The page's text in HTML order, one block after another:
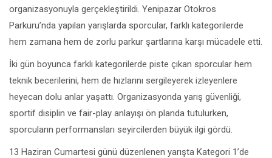
organizasyonuyla gerçekleştirildi. Yenipazar Otokros
Parkuru’nda yapılan yarışlarda sporcular, farklı kategorilerde
hem zamana hem de zorlu parkur şartlarına karşı mücadele etti.
İki gün boyunca farklı kategorilerde piste çıkan sporcular hem
teknik becerilerini, hem de hızlarını sergileyerek izleyenlere
heyecan dolu anlar yaşattı. Organizasyonda yarış güvenliği,
sportif disiplin ve fair-play anlayışı ön planda tutulurken,
sporcuların performansları seyircilerden büyük ilgi gördü.
13 Haziran Cumartesi günü düzenlenen yarışta Kategori 1’de